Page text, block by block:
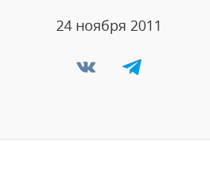
24 ноября 2011